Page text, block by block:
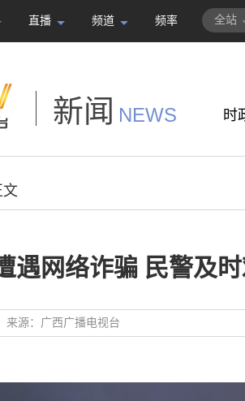
直播 频道 频率 全站
新闻 NEWS 时
文
遇网络诈骗 民警及
来源： 广西广播电视台